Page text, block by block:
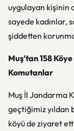
uygulayan kişinin
sayede kadınlar,
şiddetten
Muş’tan 158
Komutanlar
Muş İl Jandarma
geçtiğimiz yıldan
köyü de ziyaret